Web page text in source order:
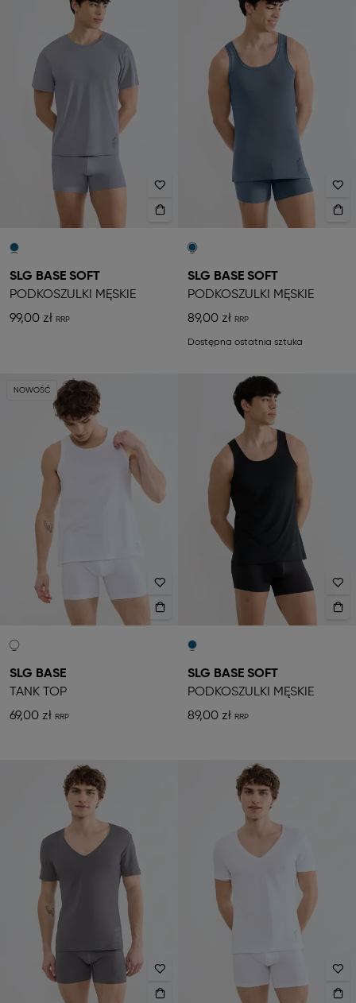
SLG BASE SOFT
PODKOSZULKI MĘSKIE
99,00 zł
SLG BASE SOFT
PODKOSZULKI MĘSKIE
89,00 zł
Dostępna ostatnia sztuka
NOWOŚĆ
SLG BASE
TANK TOP
69,00 zł
SLG BASE SOFT
PODKOSZULKI MĘSKIE
89,00 zł